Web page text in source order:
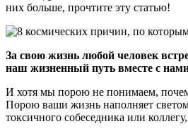
них больше, прочтите эту статью!
За свою жизнь любой человек
наш жизненный путь вместе с
И хотя мы порою не понимаем,
Порою ваши жизнь наполняет
токсичного собеседника или